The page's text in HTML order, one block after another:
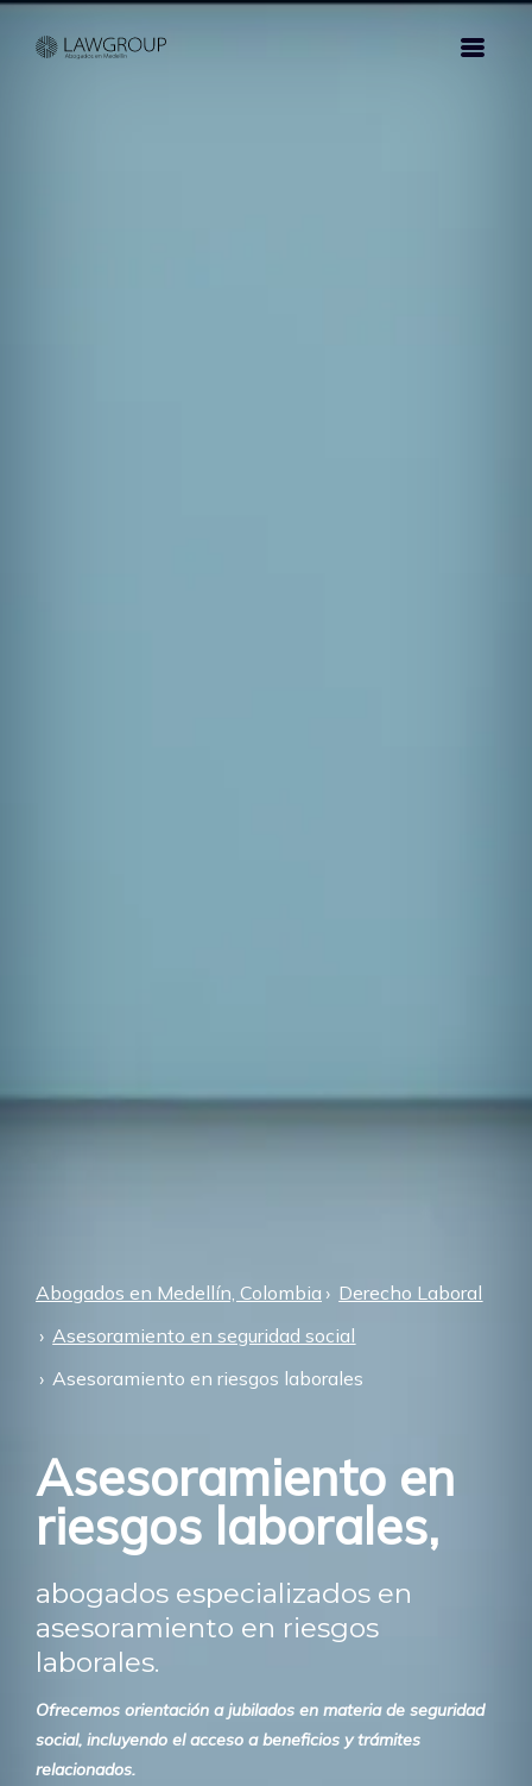
Abogados en Medellín, Colombia
Derecho Laboral
Asesoramiento en seguridad social
Asesoramiento en riesgos laborales
Asesoramiento en
riesgos laborales,
abogados especializados en
asesoramiento en riesgos
laborales.
Ofrecemos orientación a jubilados en materia de seguridad
social, incluyendo el acceso a beneficios y trámites
relacionados.